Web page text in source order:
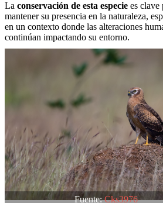
La conservación de esta especie es clave
mantener su presencia en la naturaleza,
en un contexto donde las alteraciones
continúan impactando su entorno.
Fuente:Cks3976